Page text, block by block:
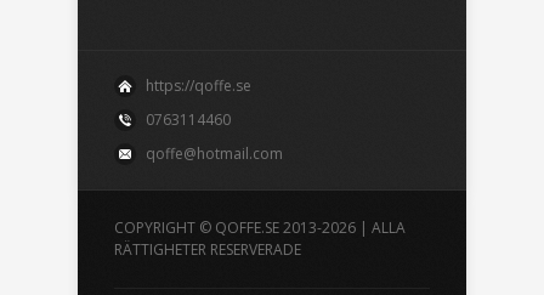
https://qoffe.se
0763114460
qoffe@hotmail.com
COPYRIGHT © QOFFE.SE 2013-2026 | ALLA
RÄTTIGHETER RESERVERADE